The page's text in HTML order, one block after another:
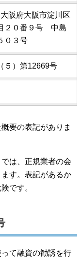
阪府大阪市淀川区
２０番９号 中島
０３号
５）第12669号
要の表記がありま
は、正規業者の会
す。表記があるか
です。
て融資の勧誘を行